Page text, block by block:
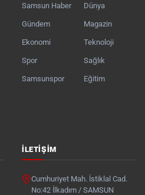
Samsun Haber
Gündem
Ekonomi
Spor
Samsunspor
Dünya
Magazin
Teknoloji
Sağlık
Eğitim
İLETIŞIM
Cumhuriyet Mah. İstiklal Cad.
No:42 İlkadım / SAMSUN